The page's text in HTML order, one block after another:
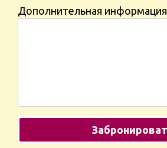
Дополнительная информация